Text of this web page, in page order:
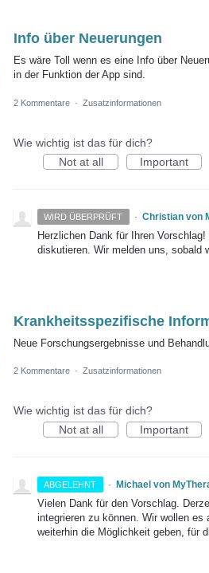
Info über Neuerungen
Es wäre Toll wenn es eine Info über
in der Funktion der App sind.
2 Kommentare · Zusatzinformationen
Wie wichtig ist das für dich?
Not at all
Important
WIRD ÜBERPRÜFT · Christian von
Herzlichen Dank für Ihren
diskutieren. Wir melden uns, sobald
Krankheitsspezifische
Neue Forschungsergebnisse und
2 Kommentare · Zusatzinformationen
Wie wichtig ist das für dich?
Not at all
Important
ABGELEHNT · Michael von
Vielen Dank für den Vorschlag.
integrieren zu können. Wir wollen
weiterhin die Möglichkeit geben, für